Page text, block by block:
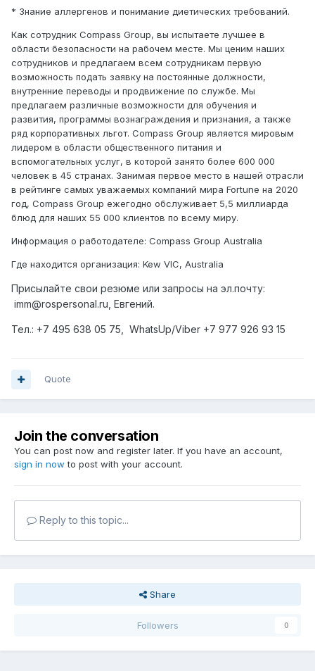
* Знание аллергенов и понимание диетических требований.
Как сотрудник Compass Group, вы испытаете лучшее в
области безопасности на рабочем месте. Мы ценим наших
сотрудников и предлагаем всем сотрудникам первую
возможность подать заявку на постоянные должности,
внутренние переводы и продвижение по службе. Мы
предлагаем различные возможности для обучения и
развития, программы вознаграждения и признания, а также
ряд корпоративных льгот. Compass Group является мировым
лидером в области общественного питания и
вспомогательных услуг, в которой занято более 600 000
человек в 45 странах. Занимая первое место в нашей отрасли
в рейтинге самых уважаемых компаний мира Fortune на 2020
год, Compass Group ежегодно обслуживает 5,5 миллиарда
блюд для наших 55 000 клиентов по всему миру.
Информация о работодателе: Compass Group Australia
Где находится организация: Kew VIC, Australia
Присылайте свои резюме или запросы на эл.почту:
imm@rospersonal.ru, Евгений.
Тел.: +7 495 638 05 75, WhatsUp/Viber +7 977 926 93 15
Quote
Join the conversation
You can post now and register later. If you have an account,
sign in now to post with your account.
Reply to this topic...
Share
Followers 0